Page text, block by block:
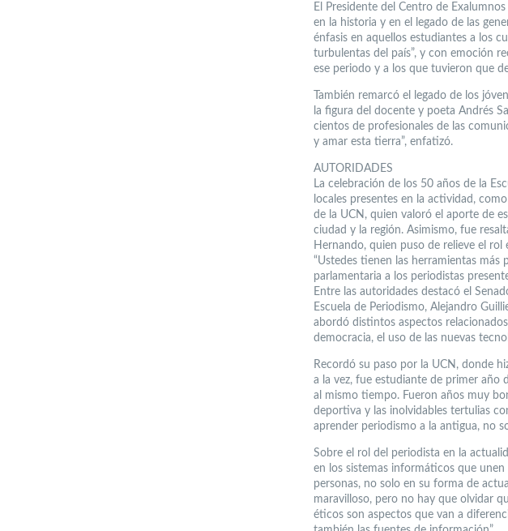
El Presidente del Centro de
en la historia y en el legado de las
énfasis en aquellos estudiantes a los
turbulentas del país”, y con emoción
ese periodo y a los que tuvieron que
También remarcó el legado de los
la figura del docente y poeta Andrés
cientos de profesionales de las
y amar esta tierra”, enfatizó.
AUTORIDADES
La celebración de los 50 años de la
locales presentes en la actividad,
de la UCN, quien valoró el aporte de
ciudad y la región. Asimismo, fue
Hernando, quien puso de relieve el
“Ustedes tienen las herramientas más
parlamentaria a los periodistas
Entre las autoridades destacó el
Escuela de Periodismo, Alejandro
abordó distintos aspectos
democracia, el uso de las nuevas
Recordó su paso por la UCN, donde
a la vez, fue estudiante de primer año
al mismo tiempo. Fueron años muy
deportiva y las inolvidables tertulias
aprender periodismo a la antigua, no
Sobre el rol del periodista en la
en los sistemas informáticos que
personas, no solo en su forma de
maravilloso, pero no hay que olvidar
éticos son aspectos que van a